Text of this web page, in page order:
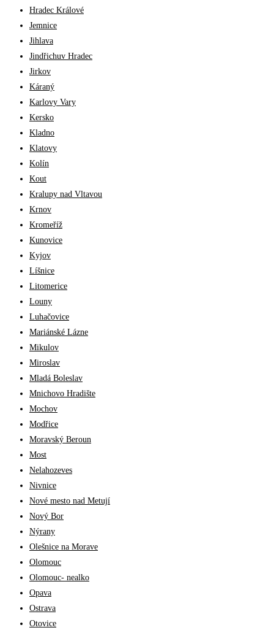
Hradec Králové
Jemnice
Jihlava
Jindřichuv Hradec
Jirkov
Káraný
Karlovy Vary
Kersko
Kladno
Klatovy
Kolín
Kout
Kralupy nad Vltavou
Krnov
Kromeříž
Kunovice
Kyjov
Líšnice
Litomerice
Louny
Luhačovice
Mariánské Lázne
Mikulov
Miroslav
Mladá Boleslav
Mnichovo Hradište
Mochov
Modřice
Moravský Beroun
Most
Nelahozeves
Nivnice
Nové mesto nad Metují
Nový Bor
Nýrany
Olešnice na Morave
Olomouc
Olomouc- nealko
Opava
Ostrava
Otovice